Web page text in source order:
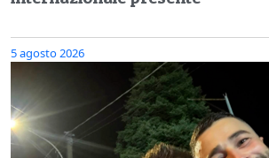
5 agosto 2026